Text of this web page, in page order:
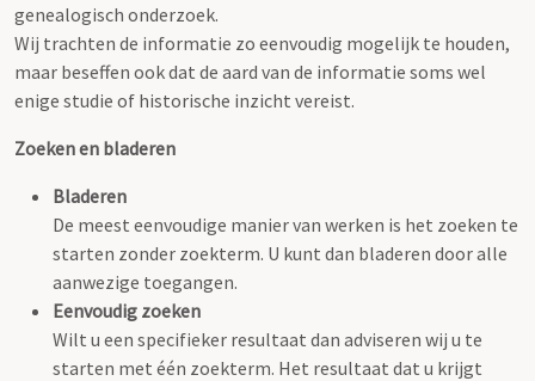
genealogisch onderzoek.
Wij trachten de informatie zo eenvoudig mogelijk te houden,
maar beseffen ook dat de aard van de informatie soms wel
enige studie of historische inzicht vereist.
Zoeken en bladeren
Bladeren
De meest eenvoudige manier van werken is het zoeken te
starten zonder zoekterm. U kunt dan bladeren door alle
aanwezige toegangen.
Eenvoudig zoeken
Wilt u een specifieker resultaat dan adviseren wij u te
starten met één zoekterm. Het resultaat dat u krijgt